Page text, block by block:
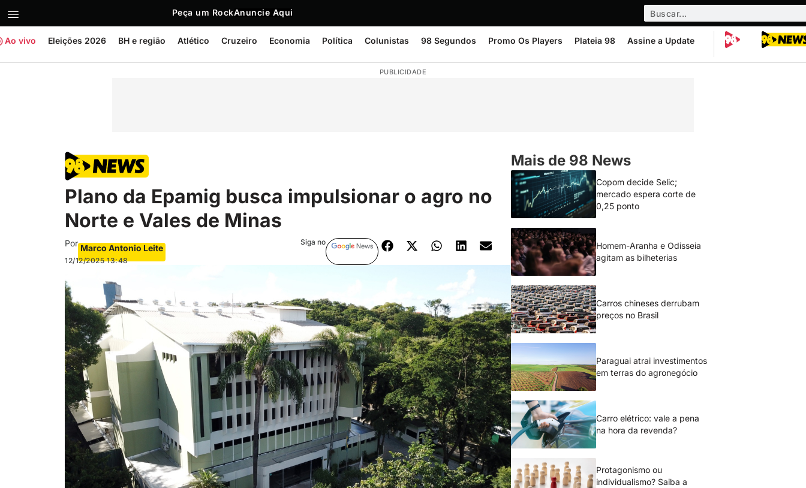
Peça um RockAnuncie Aqui
Ao vivo Eleições 2026 BH e região Atlético Cruzeiro Economia Política Colunistas 98 Segundos Promo Os Players Plateia 98 Assine a Update
PUBLICIDADE
Plano da Epamig busca impulsionar o agro no
Norte e Vales de Minas
Por Marco Antonio Leite
12/12/2025 13:48
Siga no
Mais de 98 News
Copom decide Selic;
mercado espera corte de
0,25 ponto
Homem-Aranha e Odisseia
agitam as bilheterias
Carros chineses derrubam
preços no Brasil
Paraguai atrai investimentos
em terras do agronegócio
Carro elétrico: vale a pena
na hora da revenda?
Protagonismo ou
individualismo? Saiba a